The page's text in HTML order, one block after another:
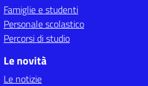
Famiglie e studenti
Personale scolastico
Percorsi di studio
Le novità
Le notizie